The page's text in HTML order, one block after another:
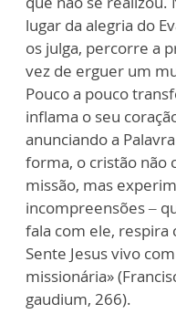
lugar da alegria do
os julga, percorre a
vez de erguer um
Pouco a pouco
inflama o seu
anunciando a
forma, o cristão não
missão, mas
incompreensões –
fala com ele, respira
Sente Jesus vivo
missionária»
gaudium, 266).